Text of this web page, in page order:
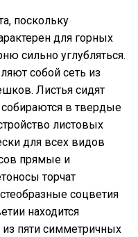
поскольку
для горных
сильно углубляться.
собой сеть из
Листья сидят
в твердые
листовых
для всех видов
прямые и
торчат
соцветия
находится
пяти симметричных